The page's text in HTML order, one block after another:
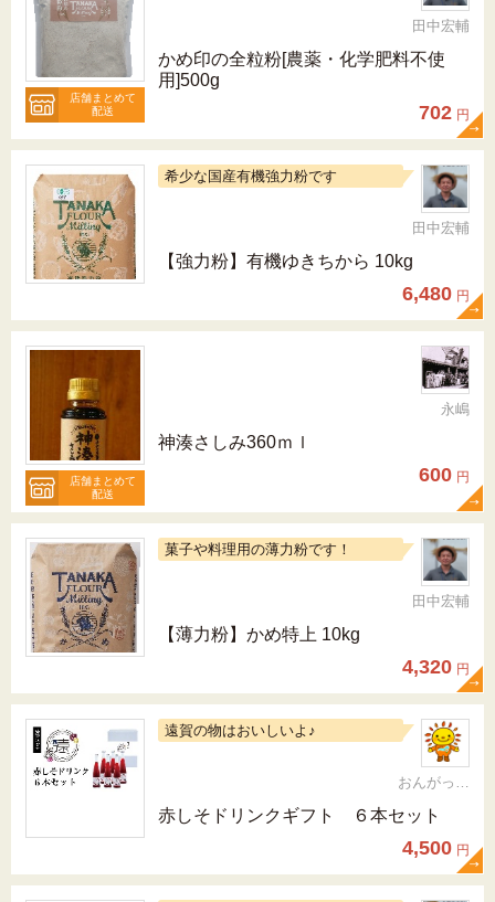
店舗まとめて
配送
田中宏輔
かめ印の全粒粉[農薬・化学肥料不使
用]500g
702 円
希少な国産有機強力粉です
田中宏輔
【強力粉】有機ゆきちから 10kg
6,480 円
店舗まとめて
配送
永嶋
神湊さしみ360ｍｌ
600 円
菓子や料理用の薄力粉です！
田中宏輔
【薄力粉】かめ特上 10kg
4,320 円
遠賀の物はおいしいよ♪
おんがっぴー
赤しそドリンクギフト ６本セット
4,500 円